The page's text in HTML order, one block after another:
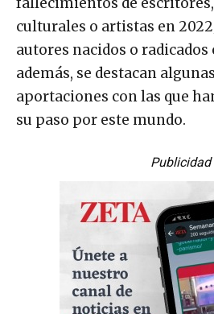
fallecimientos de
culturales o artistas en
autores nacidos o
además, se destacan
aportaciones con las que
su paso por este mundo.
Publicidad